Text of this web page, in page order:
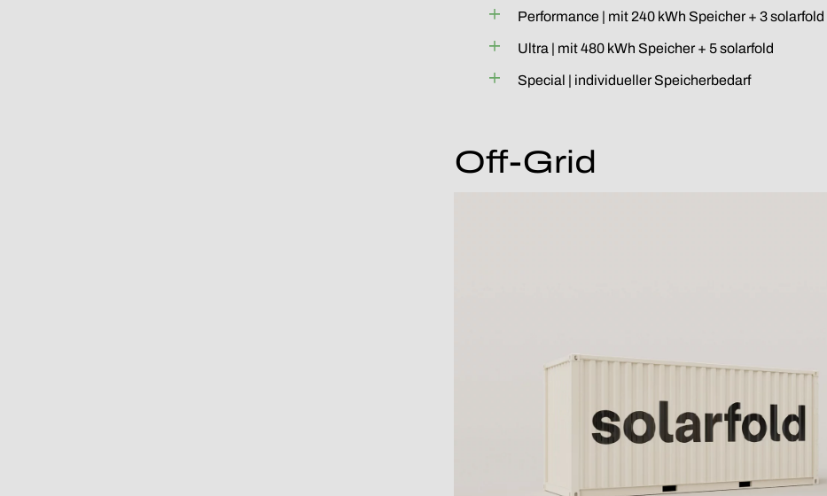
Performance | mit 240 kWh Speicher + 3 solarfold
Ultra | mit 480 kWh Speicher + 5 solarfold
Special | individueller Speicherbedarf
Off-Grid